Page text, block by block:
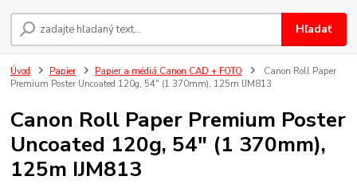
Hľadať
Úvod Papier Papier a médiá Canon CAD + FOTO
Canon Roll Paper
Premium Poster Uncoated 120g, 54" (1 370mm), 125m IJM813
Canon Roll Paper Premium Poster
Uncoated 120g, 54" (1 370mm),
125m IJM813